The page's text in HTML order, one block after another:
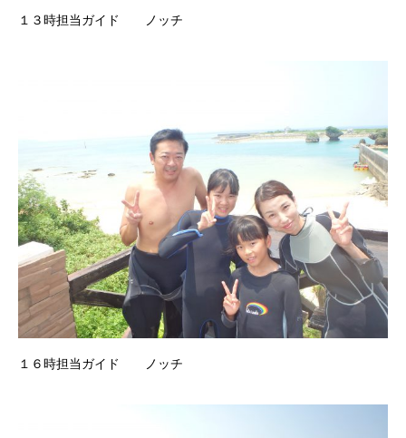
１３時担当ガイド ノッチ
１６時担当ガイド ノッチ